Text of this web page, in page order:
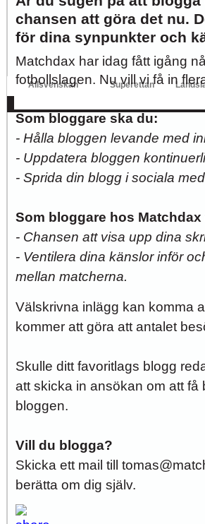
Hur länge orkar Swärdh?
Under en längre tid har
Image:
Bäst i stan efter sex...Inte för att det kanske har så
Allsvenskan
Superettan
chansen att göra det nu.
för dina synpunkter och
Matchdax har idag fått igång
fotbollslagen. Nu vill vi få in
Som bloggare ska du:
- Hålla bloggen levande med
- Uppdatera bloggen
- Sprida din blogg i sociala
Som bloggare hos Matchdax
- Chansen att visa upp dina
- Ventilera dina känslor inför
mellan matcherna.
Välskrivna inlägg kan komma
kommer att göra att antalet
Skulle ditt favoritlags blogg
att skicka in ansökan om att
bloggen.
Vill du blogga?
Skicka ett mail till
berätta om dig själv.